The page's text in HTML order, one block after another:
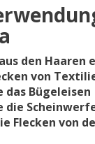
den Haaren
von
das Bügeleisen
die
Flecken von